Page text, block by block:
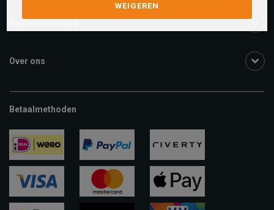
Over ons
Betaalmethoden
ideal paypal riverty
visa
apple-
WEIGEREN